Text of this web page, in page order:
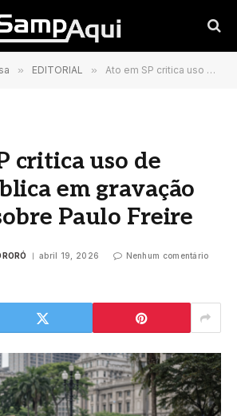
» EDITORIAL » Ato em SP critica uso de escola pública em gravação de filme sobre Paulo Freire
critica uso de
em gravação
Paulo Freire
abril 19, 2026 Nenhum comentário